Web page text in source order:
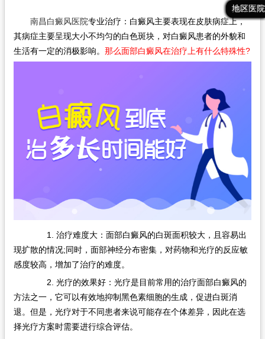
白癜风常识
白癜风人群
在线问诊
最新文章
热门文章
推荐文章
地区医院
南昌白癜风医院专业治疗：白癜风主要表现在皮肤病症上，
其病症主要呈现大小不均匀的白色斑块，对白癜风患者的外貌和
生活有一定的消极影响。 那么面部白癜风在治疗上有什么特殊性?
1. 治疗难度大：面部白癜风的白斑面积较大，且容易出
现扩散的情况;同时，面部神经分布密集，对药物和光疗的反应敏
感度较高，增加了治疗的难度。
2. 光疗的效果好：光疗是目前常用的治疗面部白癜风的
方法之一，它可以有效地抑制黑色素细胞的生成，促进白斑消
退。但是，光疗对于不同患者来说可能存在个体差异，因此在选
择光疗方案时需要进行综合评估。